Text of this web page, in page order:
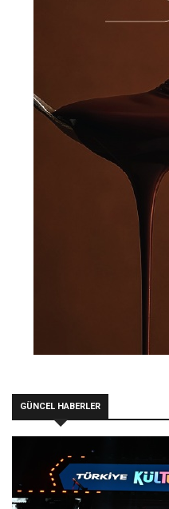
GÜNCEL HABERLER